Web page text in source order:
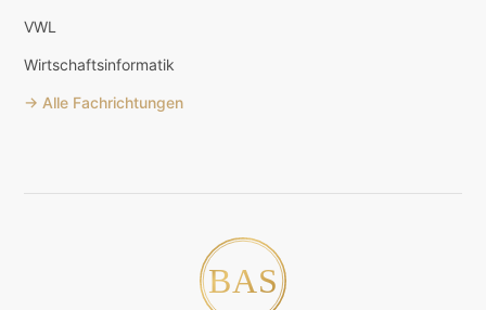
VWL
Wirtschaftsinformatik
→ Alle Fachrichtungen